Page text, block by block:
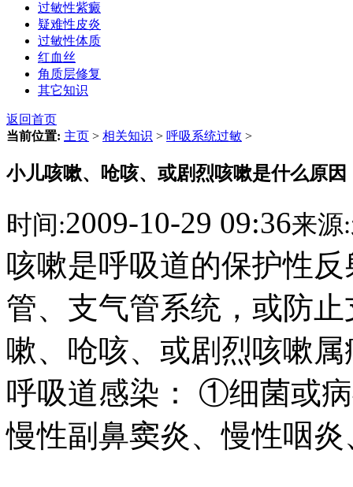
过敏性紫癜
疑难性皮炎
过敏性体质
红血丝
角质层修复
其它知识
返回首页
当前位置: 主页 > 相关知识 > 呼吸系统过敏 >
小儿咳嗽、呛咳、或剧烈咳嗽是什么原因
时间:2009-10-29 09:36来源:
咳嗽是呼吸道的保护性
管、支气管系统，或防
嗽、呛咳、或剧烈咳嗽
呼吸道感染： ①细菌或
慢性副鼻窦炎、慢性咽